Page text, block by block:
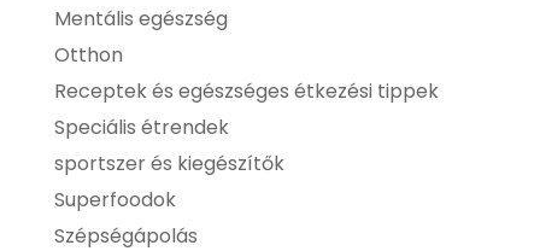
Mentális egészség
Otthon
Receptek és egészséges étkezési tippek
Speciális étrendek
sportszer és kiegészítők
Superfoodok
Szépségápolás